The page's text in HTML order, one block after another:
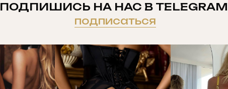
ПОДПИШИСЬ НА НАС В
подписаться